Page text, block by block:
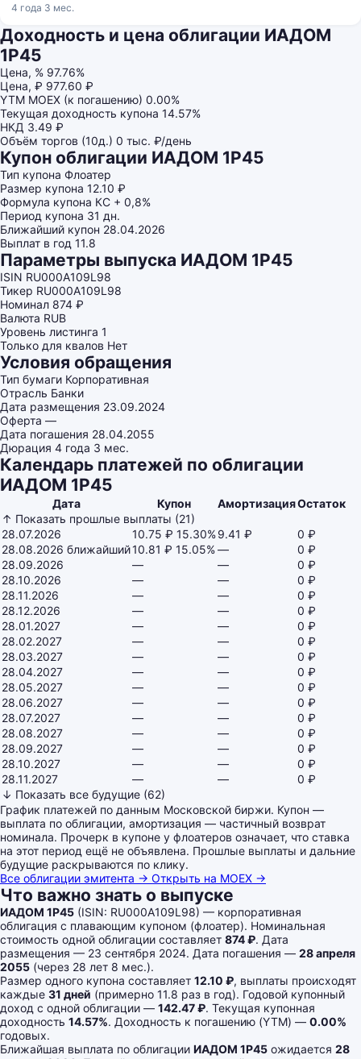
4 года 3 мес.
Доходность и цена облигации ИАДОМ
1P45
Цена, % 97.76%
Цена, ₽ 977.60 ₽
YTM MOEX (к погашению) 0.00%
Текущая доходность купона 14.57%
НКД 3.49 ₽
Объём торгов (10д.) 0 тыс. ₽/день
Купон облигации ИАДОМ 1P45
Тип купона Флоатер
Размер купона 12.10 ₽
Формула купона КС + 0,8%
Период купона 31 дн.
Ближайший купон 28.04.2026
Выплат в год 11.8
Параметры выпуска ИАДОМ 1P45
ISIN RU000A109L98
Тикер RU000A109L98
Номинал 874 ₽
Валюта RUB
Уровень листинга 1
Только для квалов Нет
Условия обращения
Тип бумаги Корпоративная
Отрасль Банки
Дата размещения 23.09.2024
Оферта —
Дата погашения 28.04.2055
Дюрация 4 года 3 мес.
Календарь платежей по облигации
ИАДОМ 1P45
Дата Купон АмортизацияОстаток
↑ Показать прошлые выплаты (21)
28.07.2026
10.75 ₽ 15.30%9.41 ₽
0 ₽
28.08.2026 ближайший10.81 ₽ 15.05%—
0 ₽
28.09.2026
— —
0 ₽
28.10.2026
— —
0 ₽
28.11.2026
— —
0 ₽
28.12.2026
— —
0 ₽
28.01.2027
— —
0 ₽
28.02.2027
— —
0 ₽
28.03.2027
— —
0 ₽
28.04.2027
— —
0 ₽
28.05.2027
— —
0 ₽
28.06.2027
— —
0 ₽
28.07.2027
— —
0 ₽
28.08.2027
— —
0 ₽
28.09.2027
— —
0 ₽
28.10.2027
— —
0 ₽
28.11.2027
— —
0 ₽
↓ Показать все будущие (62)
График платежей по данным Московской биржи. Купон —
выплата по облигации, амортизация — частичный возврат
номинала. Прочерк в купоне у флоатеров означает, что ставка
на этот период ещё не объявлена. Прошлые выплаты и дальние
будущие раскрываются по клику.
Все облигации эмитента → Открыть на MOEX →
Что важно знать о выпуске
ИАДОМ 1P45 (ISIN: RU000A109L98) — корпоративная
облигация с плавающим купоном (флоатер). Номинальная
стоимость одной облигации составляет 874 ₽. Дата
размещения — 23 сентября 2024. Дата погашения — 28 апреля
2055 (через 28 лет 8 мес.).
Размер одного купона составляет 12.10 ₽, выплаты происходят
каждые 31 дней (примерно 11.8 раз в год). Годовой купонный
доход с одной облигации — 142.47 ₽. Текущая купонная
доходность 14.57%. Доходность к погашению (YTM) — 0.00%
годовых.
Ближайшая выплата по облигации ИАДОМ 1P45 ожидается 28